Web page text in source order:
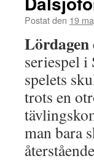
Postat den 19
Lördagen
seriespel
spelets
trots en
man bara